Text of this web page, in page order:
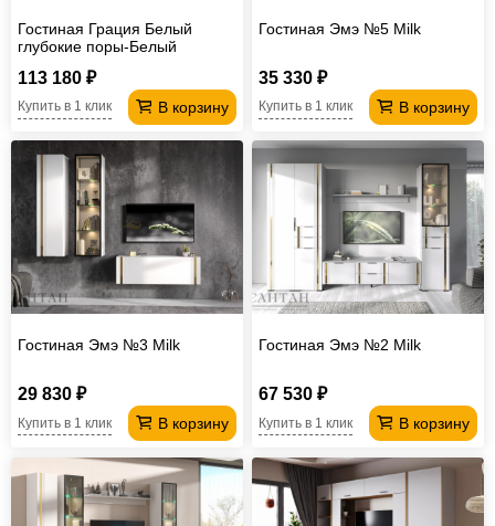
Гостиная Грация Белый
глубокие поры-Белый
113 180 ₽
В корзину
Купить в 1 клик
Гостиная Эмэ №5 Milk
35 330 ₽
В корзину
Купить в 1 клик
Гостиная Эмэ №3 Milk
29 830 ₽
В корзину
Купить в 1 клик
Гостиная Эмэ №2 Milk
67 530 ₽
В корзину
Купить в 1 клик